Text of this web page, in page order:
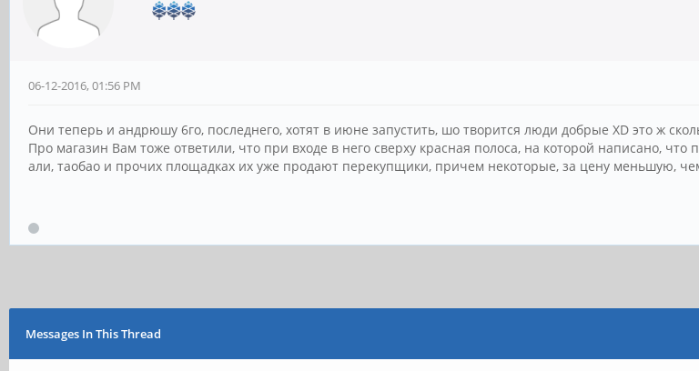
06-12-2016, 01:56 PM
Они теперь и андрюшу 6го, последнего, хотят в июне запустить, шо творится люди добрые XD это ж
Про магазин Вам тоже ответили, что при входе в него сверху красная полоса, на которой написано,
али, таобао и прочих площадках их уже продают перекупщики, причем некоторые, за цену меньшую,
Messages In This Thread